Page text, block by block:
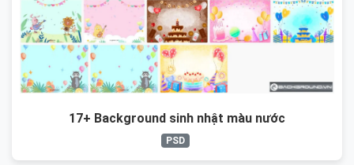
17+ Background sinh nhật màu nước
PSD